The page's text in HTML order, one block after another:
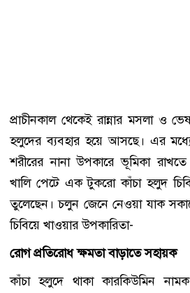
প্রাচীনকাল থেকেই রান্নার মসলা ও
হলুদের ব্যবহার হয়ে আসছে। এর
শরীরের নানা উপকারে ভূমিকা
খালি পেটে এক টুকরো কাঁচা হলুদ
তুলেছেন। চলুন জেনে নেওয়া যাক
চিবিয়ে খাওয়ার উপকারিতা-
রোগ প্রতিরোধ ক্ষমতা বাড়াতে সহায়ক
কাঁচা হলুদে থাকা কারকিউমিন